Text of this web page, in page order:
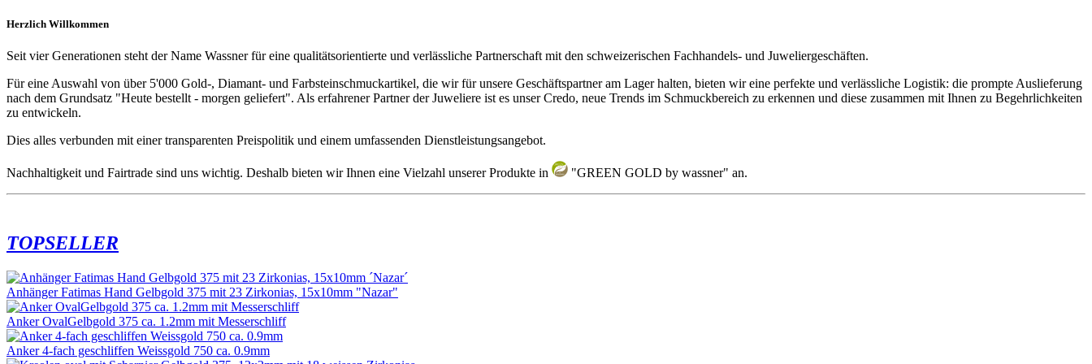
Herzlich Willkommen
Seit vier Generationen steht der Name Wassner für eine qualitätsorientierte und verlässliche Partnerschaft mit den schweizerischen Fachhandels- und Juweliergeschäften.
Für eine Auswahl von über 5'000 Gold-, Diamant- und Farbsteinschmuckartikel, die wir für unsere Geschäftspartner am Lager halten, bieten wir eine perfekte und verlässliche Logistik: die prompte Auslieferung
nach dem Grundsatz "Heute bestellt - morgen geliefert". Als erfahrener Partner der Juweliere ist es unser Credo, neue Trends im Schmuckbereich zu erkennen und diese zusammen mit Ihnen zu Begehrlichkeiten
zu entwickeln.
Dies alles verbunden mit einer transparenten Preispolitik und einem umfassenden Dienstleistungsangebot.
Nachhaltigkeit und Fairtrade sind uns wichtig. Deshalb bieten wir Ihnen eine Vielzahl unserer Produkte in "GREEN GOLD by wassner" an.
TOPSELLER
Anhänger Fatimas Hand Gelbgold 375 mit 23 Zirkonias, 15x10mm "Nazar"
Anker OvalGelbgold 375 ca. 1.2mm mit Messerschliff
Anker 4-fach geschliffen Weissgold 750 ca. 0.9mm